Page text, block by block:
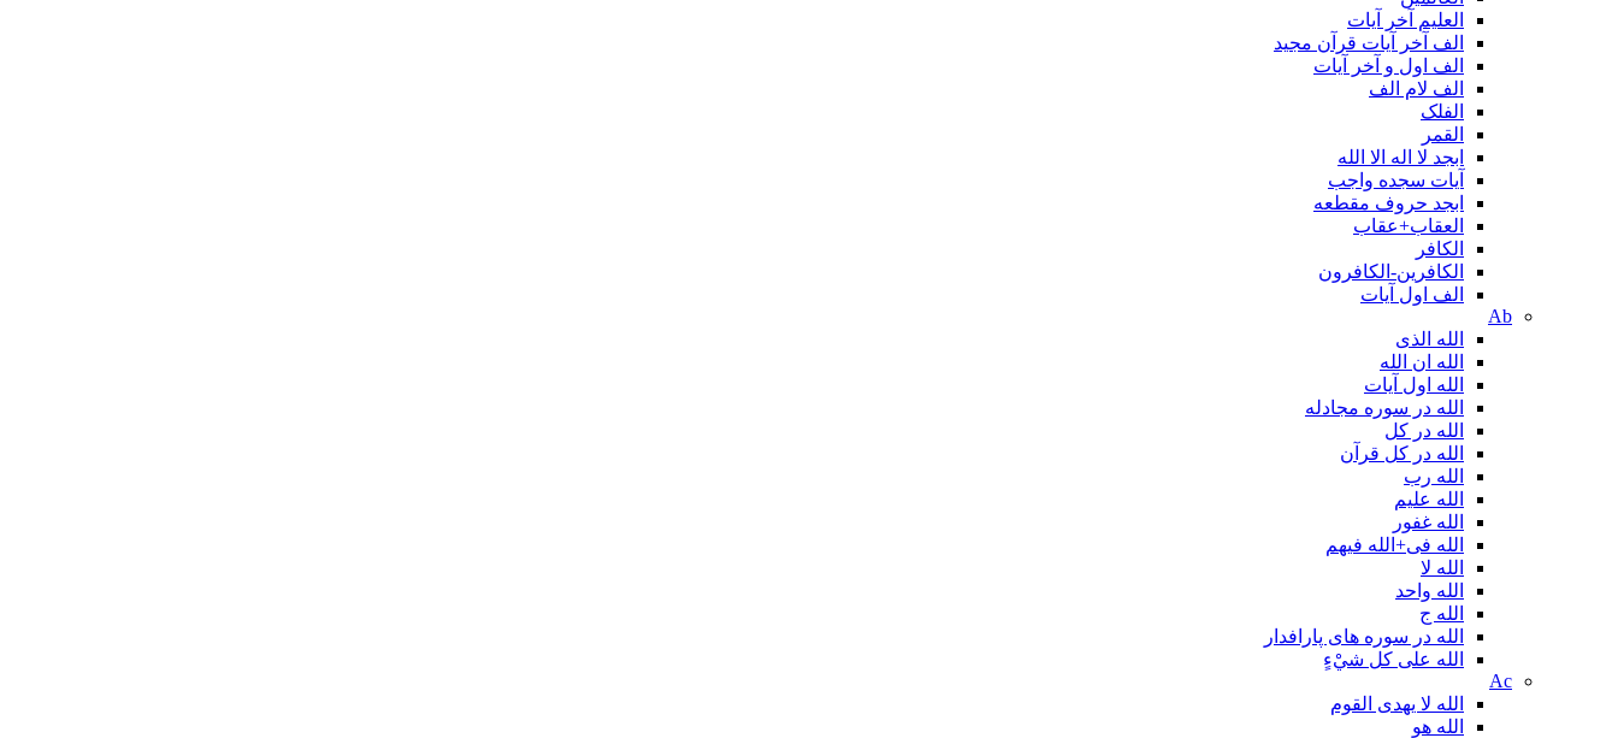
العلیم آخر آیات
الف آخر آیات قرآن مجید
الف اول و آخر آیات
الف لام الف
الفلک
القمر
ابجد لا اله الا الله
آیات سجده واجب
ابجد حروف مقطعه
العقاب+عقاب
الكافر
الکافرین-الکافرون
الف اول آیات
Ab
الله الذی
الله ان الله
الله اول آیات
الله در سوره مجادله
الله در کل
الله در کل قرآن
الله رب
الله علیم
الله غفور
الله فی+الله فیهم
الله لا
الله واحد
الله ج
الله در سوره های پارافدار
الله علی کل شيْءٍ
Ac
الله لا یهدی القوم
الله هو